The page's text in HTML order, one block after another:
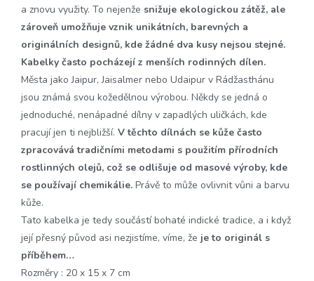
a znovu využity. To nejenže snižuje ekologickou zátěž, ale
zároveň umožňuje vznik unikátních, barevných a
originálních designů, kde žádné dva kusy nejsou stejné.
​Kabelky často pocházejí z menších rodinných dílen.
Města jako Jaipur, Jaisalmer nebo Udaipur v Rádžasthánu
jsou známá svou kožedělnou výrobou. Někdy se jedná o
jednoduché, nenápadné dílny v zapadlých uličkách, kde
pracují jen ti nejbližší. ​ V těchto dílnách se kůže často
zpracovává tradičními metodami s použitím přírodních
rostlinných olejů, což se odlišuje od masové výroby, kde
se používají chemikálie. Právě to může ovlivnit vůni a barvu
kůže. ​
Tato kabelka je tedy součástí bohaté indické tradice, a i když
její přesný původ asi nezjistíme, víme, že je to originál s
příběhem…
Rozměry : 20 x 15 x 7 cm